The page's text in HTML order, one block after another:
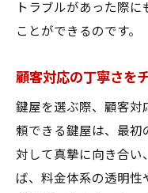
トラブルがあった際
ことができるのです。
顧客対応の丁寧さを
鍵屋を選ぶ際、顧客対
頼できる鍵屋は、最初
対して真摯に向き合い
ば、料金体系の透明性